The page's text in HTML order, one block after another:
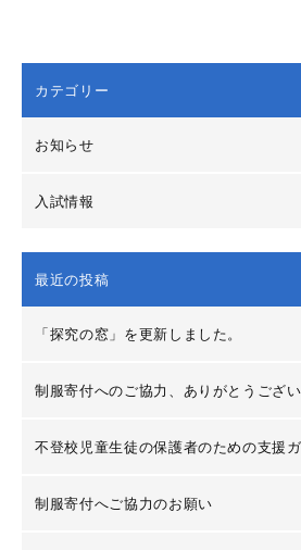
カテゴリー
お知らせ
入試情報
最近の投稿
「探究の窓」を更新しました。
制服寄付へのご協力、ありがとうござ
不登校児童生徒の保護者のための支援
制服寄付へご協力のお願い